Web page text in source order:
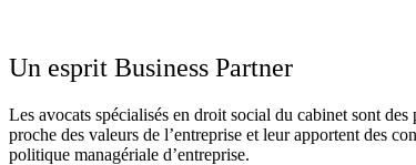
Un esprit Business Partner
Les avocats spécialisés en droit social du cabinet sont
proche des valeurs de l’entreprise et leur apportent des
politique managériale d’entreprise.